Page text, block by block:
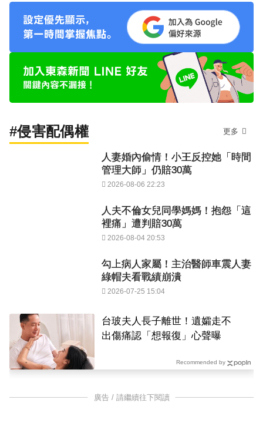
#侵害配偶權 更多
人妻婚內偷情！小王反控她「時間
管理大師」仍賠30萬
2026-08-06 22:23
人夫不倫女兒同學媽媽！抱怨「這
裡痛」遭判賠30萬
2026-08-04 20:53
勾上病人家屬！主治醫師車震人妻
綠帽夫看戰績崩潰
2026-07-25 15:04
台玻夫人長子離世！遺孀走不
出傷痛認「想報復」心聲曝
Recommended by
廣告 / 請繼續往下閱讀